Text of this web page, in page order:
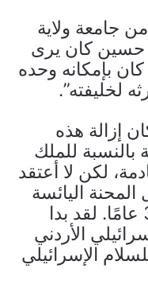
جامعة ولاية
حسين كان يرى
بإمكانه وحده
لخليفته”.
إزالة هذه
بالنسبة للملك
لكن لا أعتقد
اليائسة
للشعب الفلسطيني بعد 30 عامًا. لقد بدا
الأردني
الإسرائيلي